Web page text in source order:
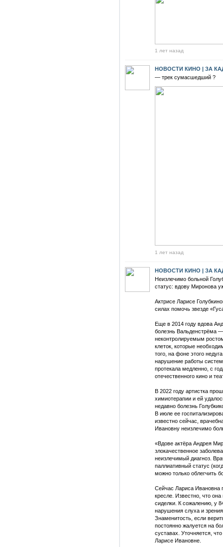
1 лет назад
НОВОСТИ КИНО | ЗА
— трек сумасшедший ?
1 лет назад
НОВОСТИ КИНО | ЗА
Неизлечимо больной
статус: вдову Миронова
Актрисе Ларисе
силах помочь звезде
Еще в 2014 году вдова
болезнь Вальденстрёма
неконтролируемым
клеток, которые
того, на фоне этого
нарушение работы
протекала медленно, с
отечественного кино и
В 2022 году артистка
химиотерапии и ей
недавно болезнь
В июле ее
известно сейчас,
Ивановну неизлечимо
«Вдове актёра Андрея
злокачественное
неизлечимый диагноз.
паллиативный статус
можно только облегчить
Сейчас Лариса Ивановна
кресле. Известно, что
сиделки. К сожалению, у
нарушения слуха и
Знаменитость, если
постоянно жалуется на
суставах. Уточняется,
Ларисе Ивановне.